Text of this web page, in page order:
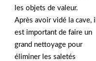
les objets de valeur.
Après avoir vidé la cave, il
est important de faire un
grand nettoyage pour
éliminer les saletés